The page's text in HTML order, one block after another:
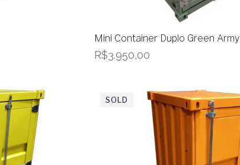
Mini Container Duplo Green Army
R$3.950,00